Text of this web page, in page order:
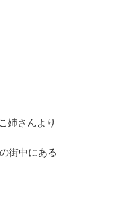
姉さんより
街中にある